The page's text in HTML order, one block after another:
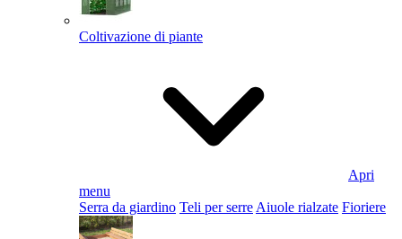
Coltivazione di piante
Apri
menu
Serra da giardino Teli per serre Aiuole rialzate Fioriere